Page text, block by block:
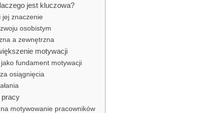
jest kluczowa?
jej znaczenie
osobistym
a zewnętrzna
motywacji
fundament motywacji
osiągnięcia
pracy
motywowanie pracowników